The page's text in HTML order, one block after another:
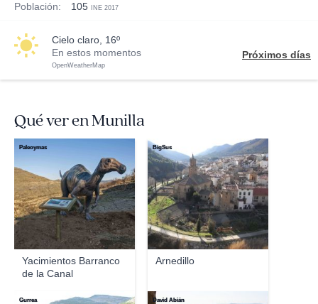
Población: 105 INE 2017
cielo claro, 16º
En estos momentos
OpenWeatherMap
Próximos días
Qué ver en Munilla
Yacimientos Barranco
de la Canal
Paleoymas
Arnedillo
BigSus
Gurrea David Abián